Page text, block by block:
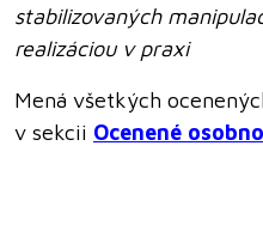
stabilizovaných
realizáciou v praxi
Mená všetkých
v sekcii Ocenené